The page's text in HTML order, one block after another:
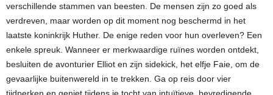
verschillende stammen van beesten. De mensen zijn zo goed als
verdreven, maar worden op dit moment nog beschermd in het
laatste koninkrijk Huther. De enige reden voor hun overleven? Een
enkele spreuk. Wanneer er merkwaardige ruïnes worden ontdekt,
besluiten de avonturier Elliot en zijn sidekick, het elfje Faie, om de
gevaarlijke buitenwereld in te trekken. Ga op reis door vier
tijdperken en geniet tijdens je tocht van intuïtieve, bevredigende